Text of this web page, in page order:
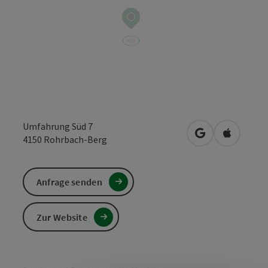
Umfahrung Süd 7
4150 Rohrbach-Berg in Googlein Apple
Anfrage senden
Zur Website